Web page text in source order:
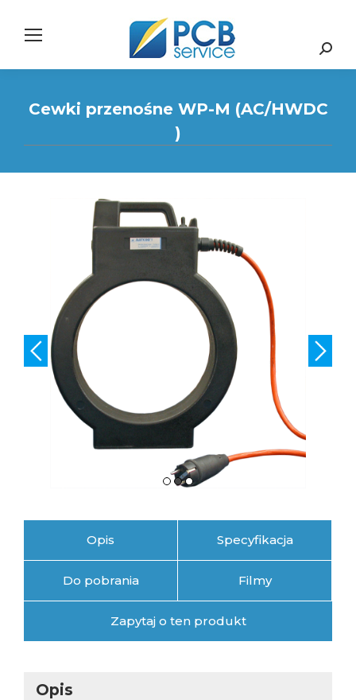
Search:
Cewki przenośne WP-M (AC/HWDC
)
Opis Specyfikacja
Do pobrania Filmy
Zapytaj o ten produkt
Opis